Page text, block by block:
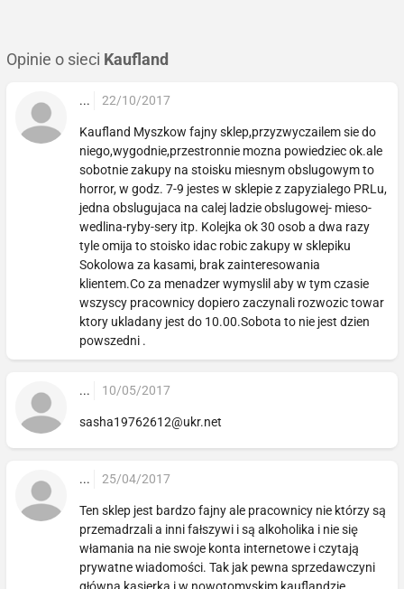
Opinie o sieci Kaufland
... 22/10/2017
Kaufland Myszkow fajny sklep,przyzwyczailem sie do
niego,wygodnie,przestronnie mozna powiedziec ok.ale
sobotnie zakupy na stoisku miesnym obslugowym to
horror, w godz. 7-9 jestes w sklepie z zapyzialego PRLu,
jedna obslugujaca na calej ladzie obslugowej- mieso-
wedlina-ryby-sery itp. Kolejka ok 30 osob a dwa razy
tyle omija to stoisko idac robic zakupy w sklepiku
Sokolowa za kasami, brak zainteresowania
klientem.Co za menadzer wymyslil aby w tym czasie
wszyscy pracownicy dopiero zaczynali rozwozic towar
ktory ukladany jest do 10.00.Sobota to nie jest dzien
powszedni .
... 10/05/2017
sasha19762612@ukr.net
... 25/04/2017
Ten sklep jest bardzo fajny ale pracownicy nie którzy są
przemadrzali a inni fałszywi i są alkoholika i nie się
włamania na nie swoje konta internetowe i czytają
prywatne wiadomości. Tak jak pewna sprzedawczyni
główna kasjerka i w nowotomyskim kauflandzie.